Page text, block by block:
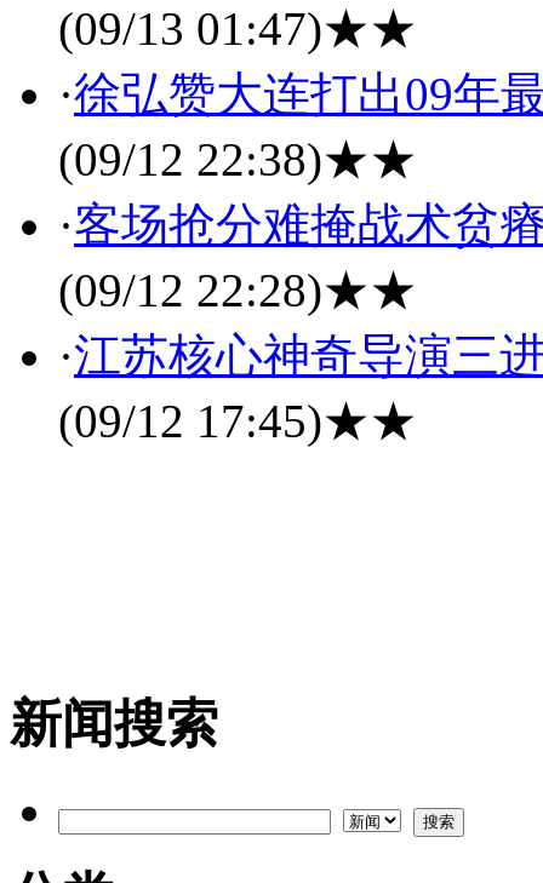
(09/13 01:47)★★
·徐弘赞大连打出09年
(09/12 22:38)★★
·客场抢分难掩战术贫
(09/12 22:28)★★
·江苏核心神奇导演三
(09/12 17:45)★★
新闻搜索